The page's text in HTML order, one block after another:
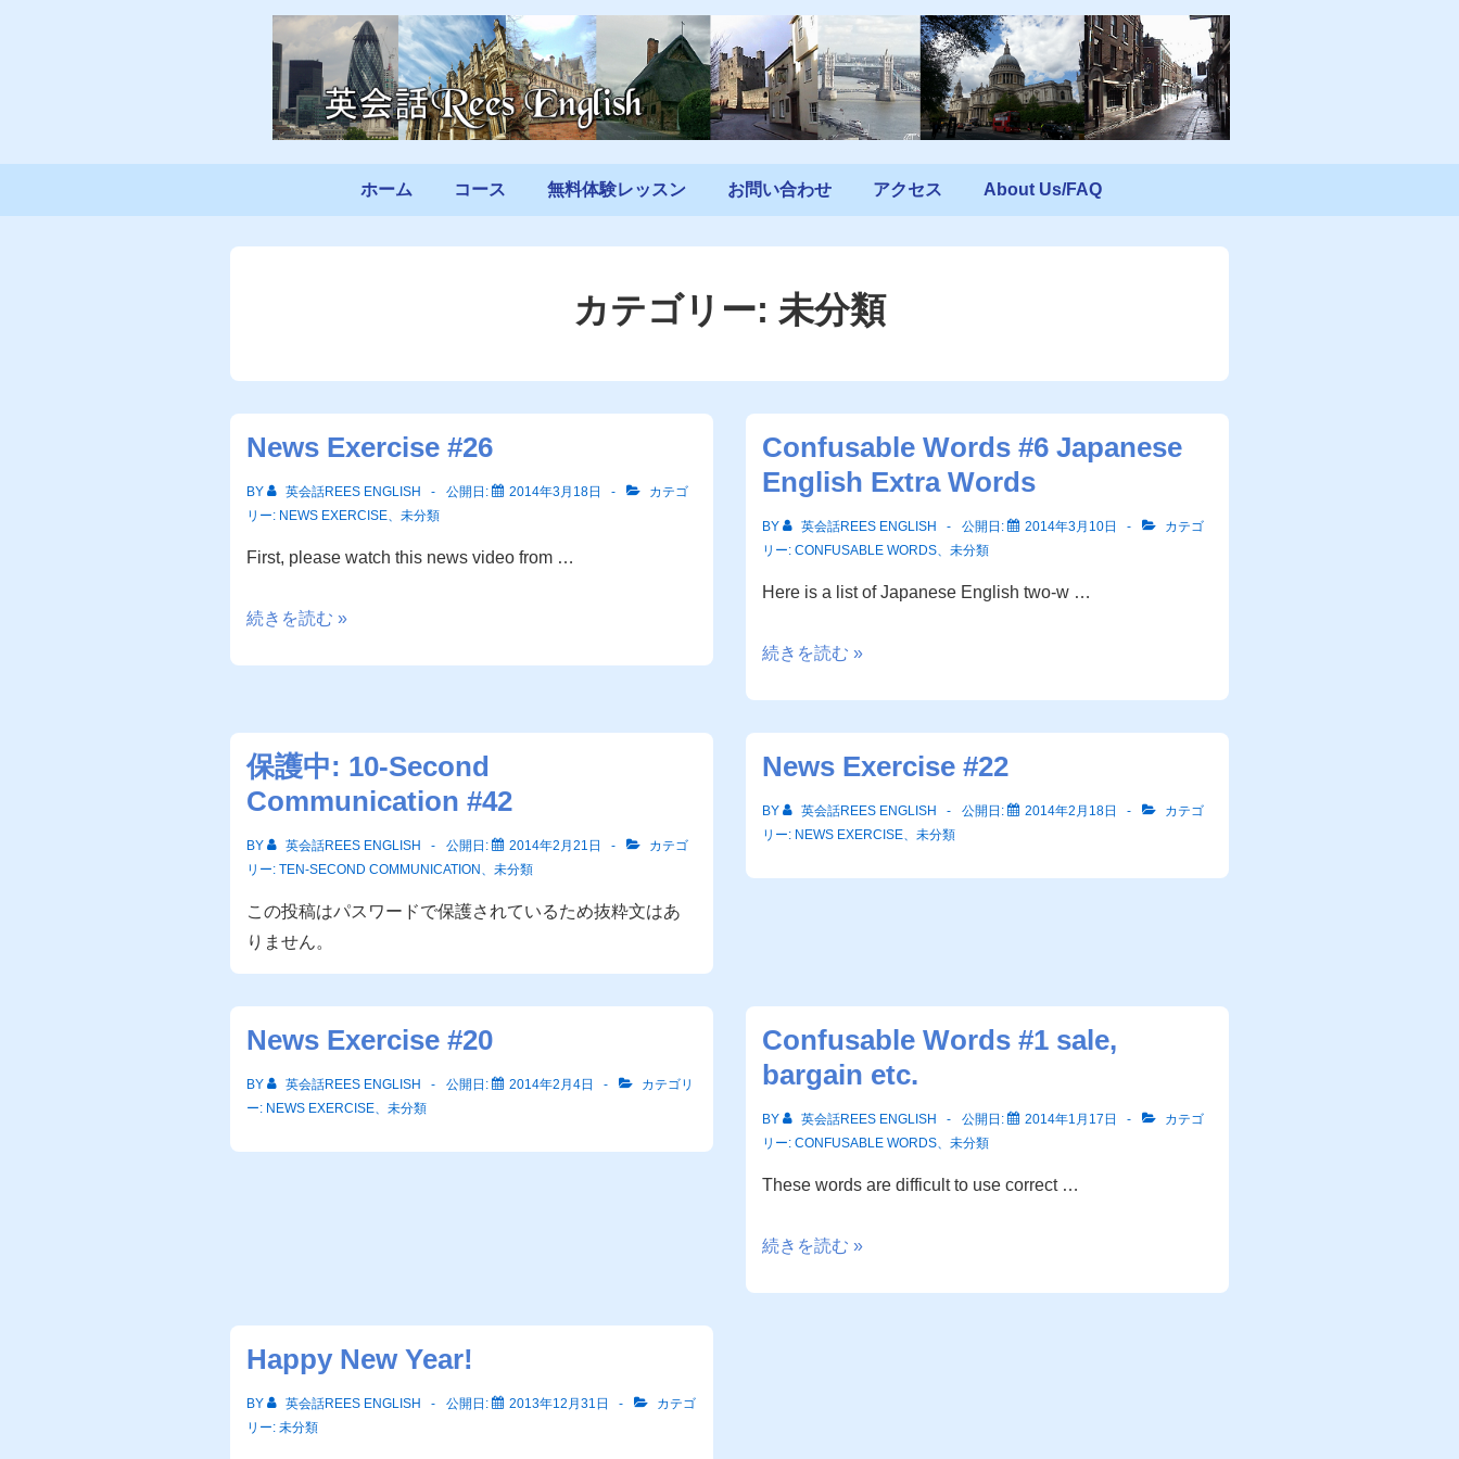
ン
ン
ホーム コース 無料体験レッスン お問い合わせ アクセス About Us/FAQ
カテゴリー: 未分類
News Exercise #26
BY 英会話REES ENGLISH 公開日: 2014年3月18日
カテゴ
リー: NEWS EXERCISE、 未分類
First, please watch this news video from …
News
続きを読む »
Confusable Words #6 Japanese
English Extra Words
BY 英会話REES ENGLISH 公開日: 2014年3月10日
カテゴ
リー: CONFUSABLE WORDS、 未分類
Here is a list of Japanese English two-w …
Confusable
English
Extra
Words
続きを読む »
保護中: 10-Second
Communication #42
BY 英会話REES ENGLISH 公開日: 2014年2月21日
カテゴ
リー: TEN-SECOND COMMUNICATION 、 未分類
この投稿はパスワードで保護されているため抜粋文はあ
りません。
News Exercise #22
BY 英会話REES ENGLISH 公開日: 2014年2月18日
カテゴ
リー: NEWS EXERCISE、 未分類
News Exercise #20
BY 英会話REES ENGLISH 公開日: 2014年2月4日
カテゴリ
ー: NEWS EXERCISE、 未分類
Confusable Words #1 sale,
bargain etc.
BY 英会話REES ENGLISH 公開日: 2014年1月17日
カテゴ
リー: CONFUSABLE WORDS、 未分類
These words are difficult to use correct …
Confusable
続きを読む »
Happy New Year!
BY 英会話REES ENGLISH 公開日: 2013年12月31日
カテゴ
リー: 未分類